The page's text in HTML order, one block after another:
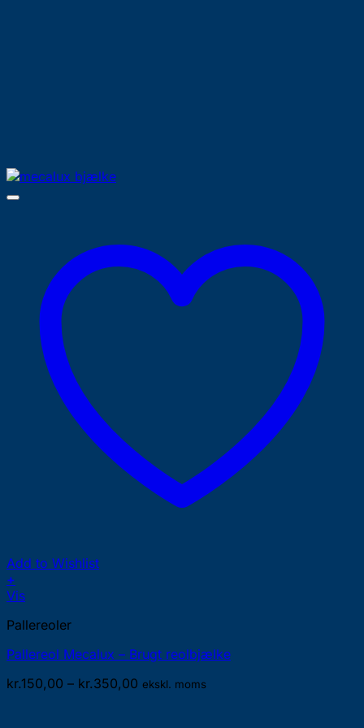
Add to Wishlist
+
Dette
har
varianter.
Mulighederne
kan
Vis
Pallereoler
Pallereol Mecalux – Brugt reolbjælke
kr.150,00 – kr.350,00 Prisinterval:
ekskl. moms